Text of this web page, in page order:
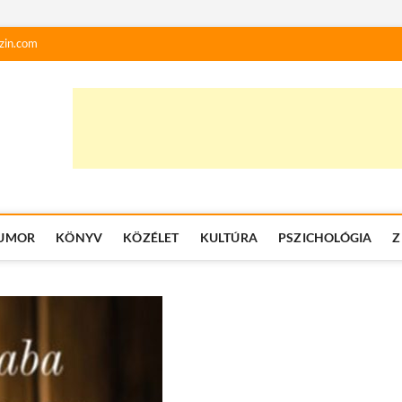
KÖNYV KÖZÉLET KULTÚRA PSZICHOLÓGIA